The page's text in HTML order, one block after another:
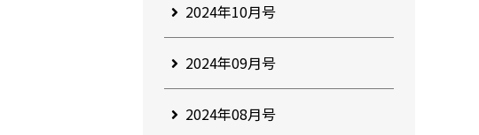
2024年10月号
2024年09月号
2024年08月号